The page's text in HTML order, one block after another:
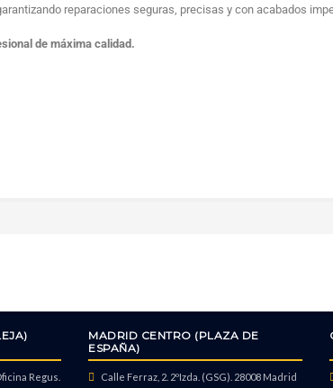
reparaciones seguras, precisas y con acabados
de máxima calidad.
Regus.
MADRID CENTRO (PLAZA DE
ESPAÑA)
Calle Ferraz, 2. 2ºIzda. (GSG). 28008 Madrid